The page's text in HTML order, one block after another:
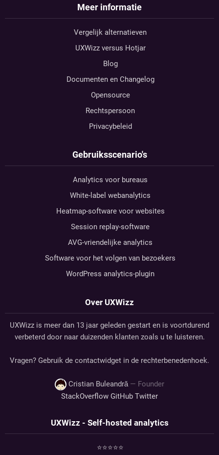
Meer informatie
Vergelijk alternatieven
UXWizz versus Hotjar
Blog
Documenten en Changelog
Opensource
Rechtspersoon
Privacybeleid
Gebruiksscenario's
Analytics voor bureaus
White-label webanalytics
Heatmap-software voor websites
Session replay-software
AVG-vriendelijke analytics
Software voor het volgen van bezoekers
WordPress analytics-plugin
Over UXWizz
UXWizz is meer dan 13 jaar geleden gestart en is voortdurend
verbeterd door naar duizenden klanten zoals u te luisteren.
Vragen? Gebruik de contactwidget in de rechterbenedenhoek.
Cristian Buleandră — Founder
StackOverflow GitHub Twitter
UXWizz - Self-hosted analytics
⭐⭐⭐⭐⭐